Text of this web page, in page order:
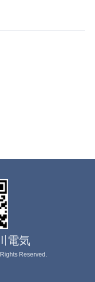
電気
Rights Reserved.